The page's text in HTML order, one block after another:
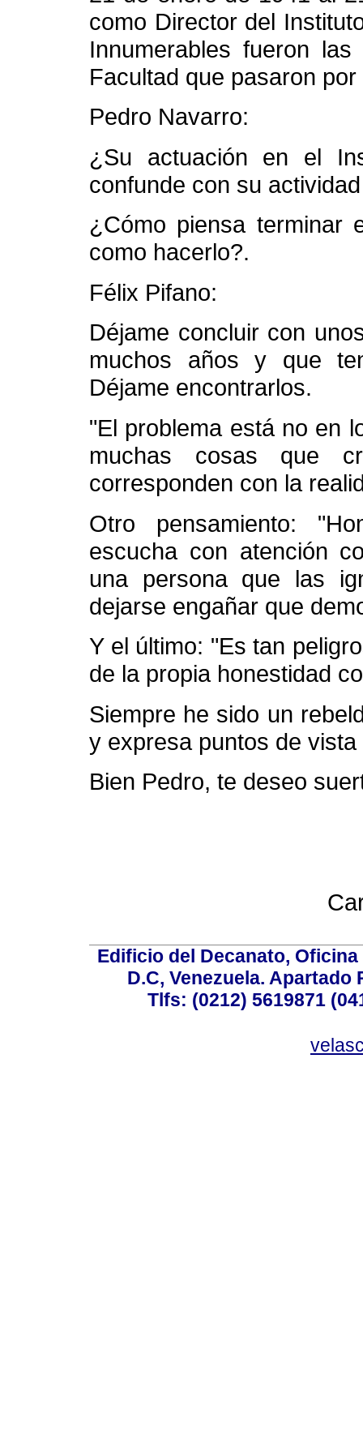
como Director del
Innumerables fueron
Facultad que pasaron
Pedro Navarro:
¿Su actuación en el
confunde con su
¿Cómo piensa terminar
como hacerlo?.
Félix Pifano:
Déjame concluir con
muchos años y que
Déjame encontrarlos.
"El problema está no en
muchas cosas que
corresponden con la
Otro pensamiento:
escucha con atención
una persona que las
dejarse engañar que
Y el último: "Es tan
de la propia honestidad
Siempre he sido un
y expresa puntos de
Bien Pedro, te deseo
Edificio del Decanato,
D.C, Venezuela. Apartado
Tlfs: (0212) 5619871